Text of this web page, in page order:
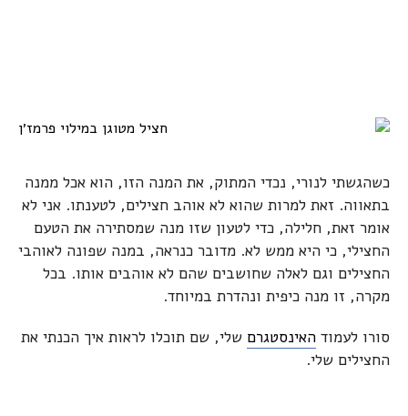
כשהגשתי לנורי, נכדי המתוק, את המנה הזו, הוא אכל ממנה
בתאווה. זאת למרות שהוא לא אוהב חצילים, לטענתו. אני לא
אומר זאת, חלילה, כדי לטעון שזו מנה שמסתירה את הטעם
החצילי, כי היא ממש לא. מדובר כנראה, במנה שפונה לאוהבי
החצילים וגם לאלה שחושבים שהם לא אוהבים אותו. בכל
מקרה, זו מנה כיפית ונהדרת במיוחד.
סורו לעמוד האינסטגרם שלי, שם תוכלו לראות איך הכנתי את
החצילים שלי.